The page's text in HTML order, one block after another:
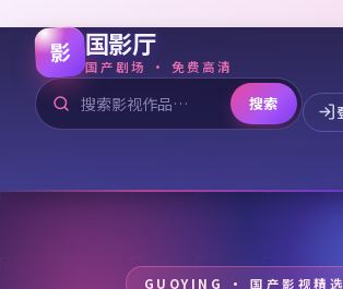
影 国影厅
国产剧场 · 免费高清
搜索